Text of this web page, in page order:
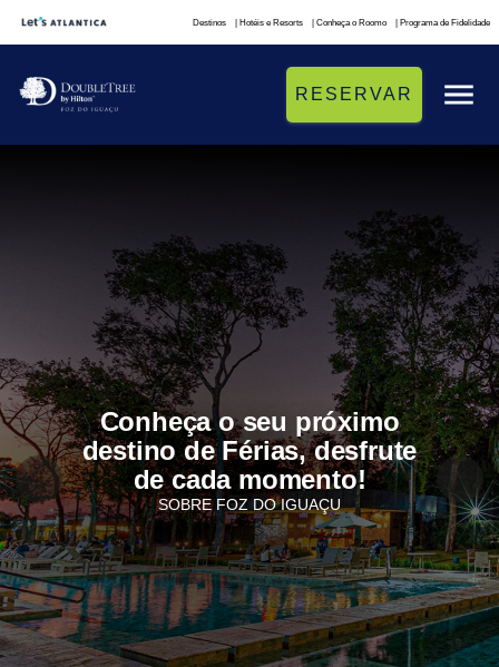
Destinos | Hotéis e Resorts | Conheça o Roomo | Programa de Fidelidade
RESERVAR
Conheça o seu próximo
destino de Férias, desfrute
de cada momento!
SOBRE FOZ DO IGUAÇU